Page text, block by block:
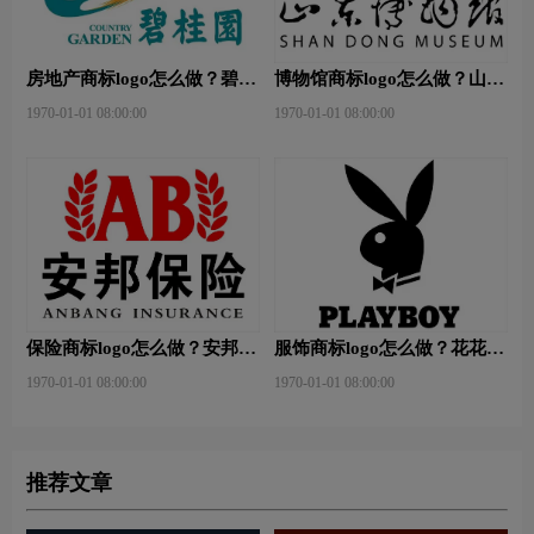
房地产商标logo怎么做？碧桂
1970-01-01 08:00:00
博物馆商标logo怎么做？山东
logo设计
1970-01-01 08:00:00
保险商标logo怎么做？安邦保
1970-01-01 08:00:00
服饰商标logo怎么做？花花公
1970-01-01 08:00:00
推荐文章